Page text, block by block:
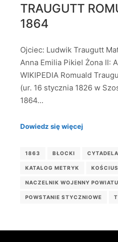
TRAUGUTT
1864
Ojciec: Ludwik Traugutt
Anna Emilia Pikiel Żona II:
WIKIPEDIA Romuald
(ur. 16 stycznia 1826 w
1864…
Dowiedz się więcej
1863 BŁOCKI
KATALOG METRYK
NACZELNIK WOJENNY
POWSTANIE STYCZNIOWE